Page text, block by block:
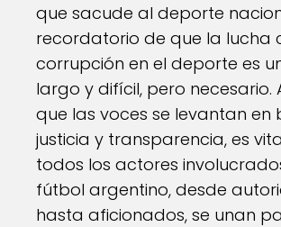
que sacude al deporte
recordatorio de que la lucha
corrupción en el deporte es
largo y difícil, pero necesario.
que las voces se levantan en
justicia y transparencia, es
todos los actores
fútbol argentino, desde
hasta aficionados, se unan